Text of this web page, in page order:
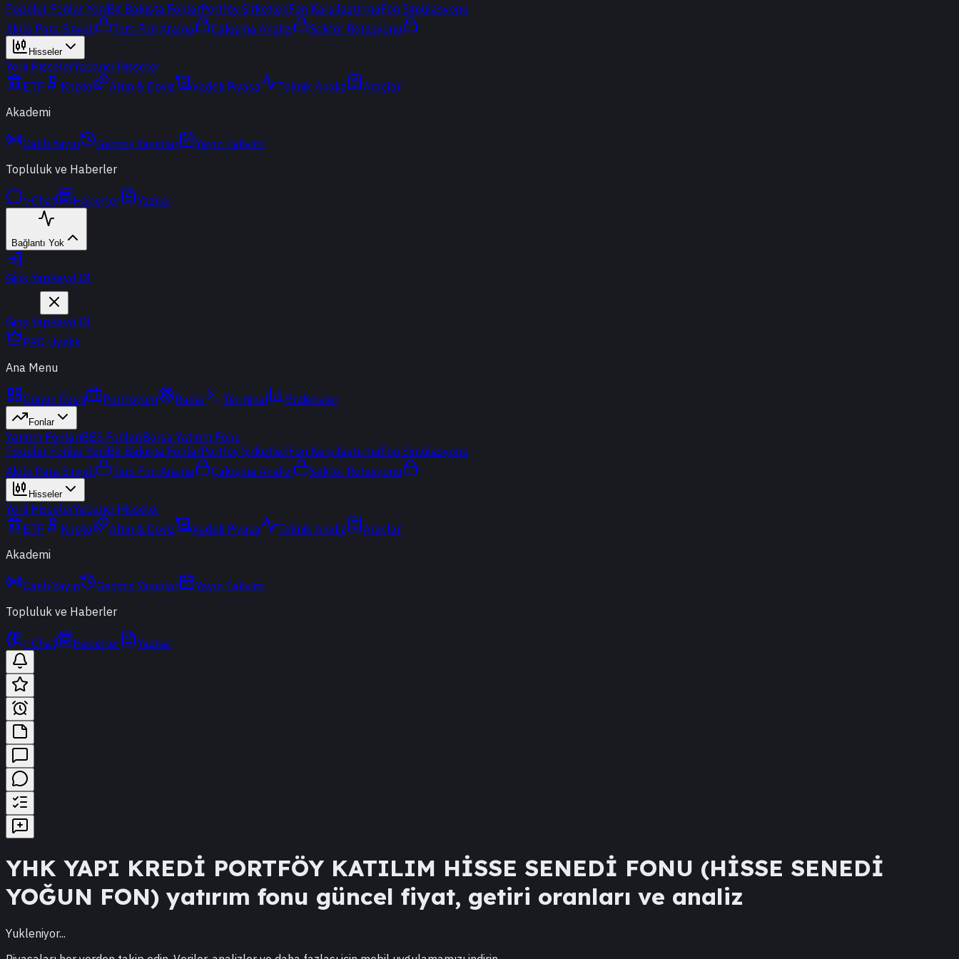
Popüler Fonlar YeniBir Bakışta FonlarPortföy ŞirketleriFon KarşılaştırmaFon Simülasyonu
Akıllı Para Sinyali
Ters Fon Arama Çakışma Analizi Sektör Rotasyonu
Hisseler
Yerli HisselerYabancı Hisseler
ETF
Kripto Altın & Döviz Vadeli Piyasa Teknik Analiz
Araçlar
Akademi
Canlı Yayın Geçmiş Yayınlar
Yayın Takvimi
Topluluk ve Haberler
t-Chat Haberler Yazılar
Bağlantı Yok
Giriş YapKayıt Ol
Giriş YapKayıt Ol
PRO Üyelik
Ana Menu
Günün Özeti Portföyüm Radar Terminal Endeksler
Fonlar
Yatırım FonlarıBES FonlarıBorsa Yatırım Fonu
Popüler Fonlar YeniBir Bakışta FonlarPortföy ŞirketleriFon KarşılaştırmaFon Simülasyonu
Akıllı Para Sinyali
Ters Fon Arama Çakışma Analizi Sektör Rotasyonu
Hisseler
Yerli HisselerYabancı Hisseler
ETF
Kripto Altın & Döviz Vadeli Piyasa Teknik Analiz
Araçlar
Akademi
Canlı Yayın Geçmiş Yayınlar
Yayın Takvimi
Topluluk ve Haberler
t-Chat Haberler Yazılar
YHK YAPI KREDİ PORTFÖY KATILIM HİSSE SENEDİ FONU (HİSSE SENEDİ
YOĞUN FON) yatırım fonu güncel fiyat, getiri oranları ve analiz
Yukleniyor...